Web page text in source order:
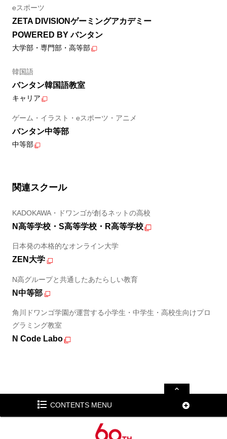
eスポーツ
ZETA DIVISIONゲーミングアカデミー
POWERED BY バンタン
大学部・専門部・高等部
韓国語
バンタン韓国語教室
キャリア
ゲーム・イラスト・eスポーツ・アニメ
バンタン中等部
中等部
関連スクール
KADOKAWA・ドワンゴが創るネットの高校
N高等学校・S高等学校・R高等学校
日本発の本格的なオンライン大学
ZEN大学
N高グループと共通したあたらしい教育
N中等部
角川ドワンゴ学園が運営する小学生・中学生・高校生向けプロ
グラミング教室
N Code Labo
CONTENTS MENU